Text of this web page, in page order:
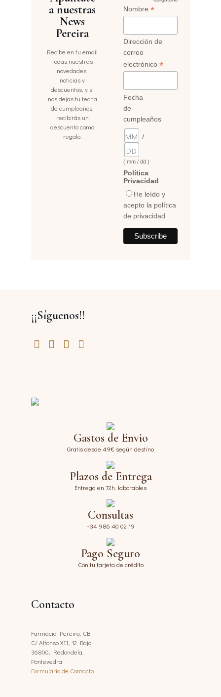
a nuestras
News
Pereira
Recibe en tu email
todas nuestras
novedades,
noticias y
descuentos, y si
nos dejas tu fecha
de cumpleaños,
recibirás un
descuento como
regalo.
Nombre *
Dirección de
correo
electrónico *
Fecha
de
cumpleaños
/
( mm / dd )
Política
Privacidad
He leído y
acepto la política
de privacidad
¡¡Síguenos!!
Gastos de Envio
Gratis desde 49€ según destino
Plazos de Entrega
Entrega en 72h. laborables
Consultas
+34 986 40 02 19
Pago Seguro
Con tu tarjeta de crédito
Contacto
Farmacia Pereira, CB
C/ Alfonso XII, 12 Bajo,
36800, Redondela,
Pontevedra
Formulario de Contacto